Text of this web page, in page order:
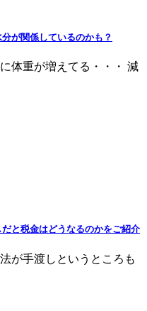
が関係しているのかも？
体重が増えてる・・・ 減
と税金はどうなるのかをご紹介
が手渡しというところも